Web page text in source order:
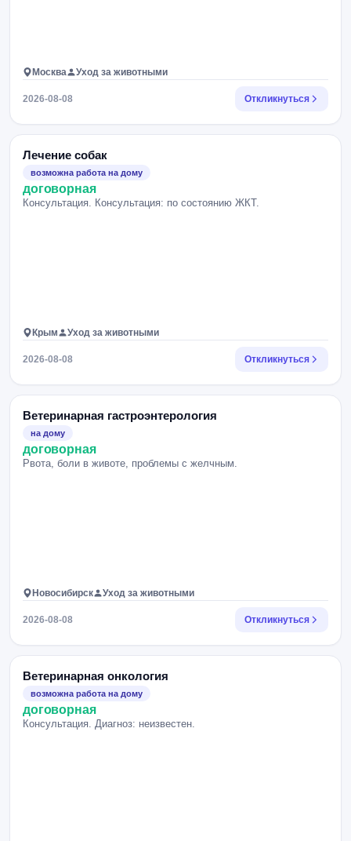
Москва Уход за животными
2026-08-08 Откликнуться
Лечение собак
возможна работа на дому
договорная
Консультация. Консультация: по состоянию ЖКТ.
Крым Уход за животными
2026-08-08 Откликнуться
Ветеринарная гастроэнтерология
на дому
договорная
Рвота, боли в животе, проблемы с желчным.
Новосибирск Уход за животными
2026-08-08 Откликнуться
Ветеринарная онкология
возможна работа на дому
договорная
Консультация. Диагноз: неизвестен.